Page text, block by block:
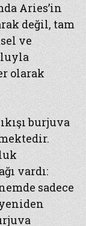
Aries’in
değil, tam
ve
olarak
burjuva
vardı:
sadece